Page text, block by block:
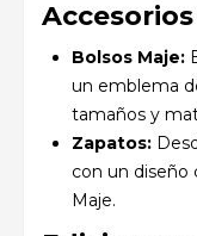
Accesorios
Bolsos Maje:
un emblema
tamaños y
Zapatos:
con un diseño
Maje.